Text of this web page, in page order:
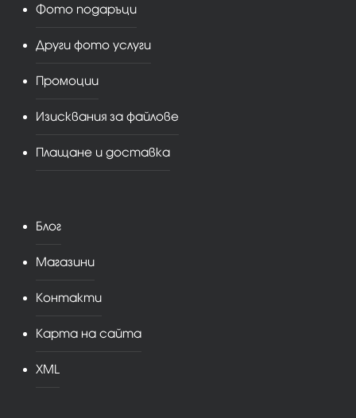
Фото подаръци
Други фото услуги
Промоции
Изисквания за файлове
Плащане и доставка
Блог
Магазини
Контакти
Карта на сайта
XML